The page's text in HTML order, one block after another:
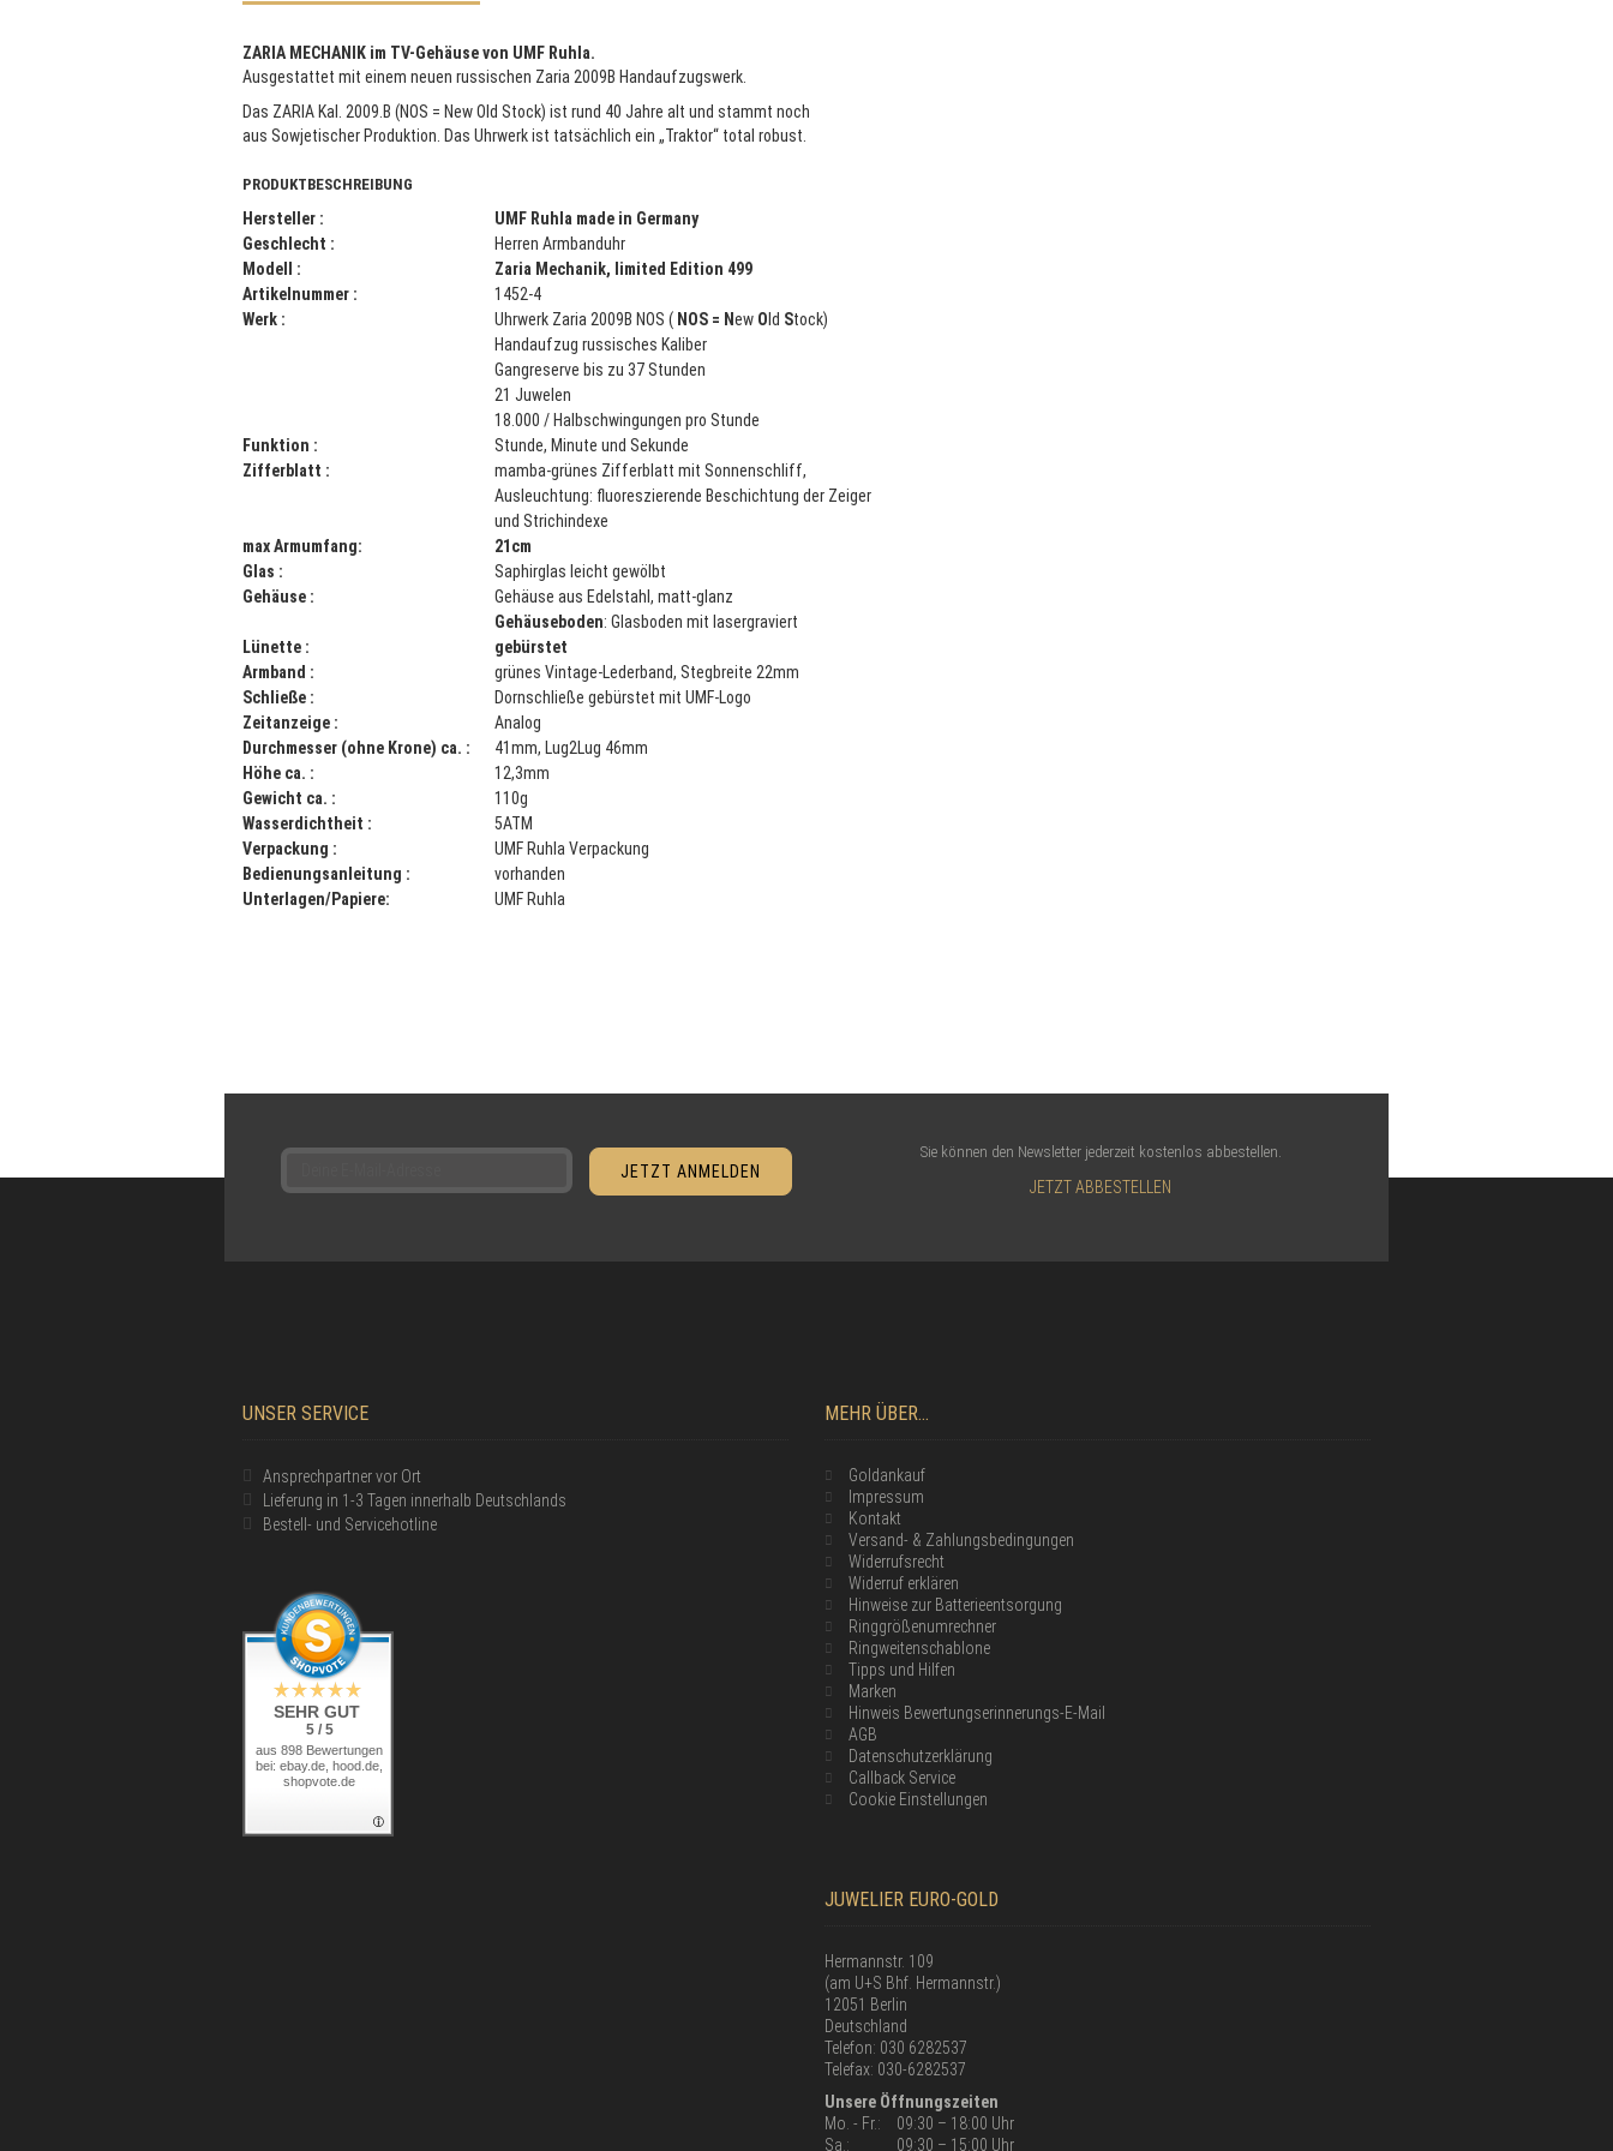
ZARIA MECHANIK im TV-Gehäuse von UMF Ruhla.
Ausgestattet mit einem neuen russischen Zaria 2009B Handaufzugswerk.
Das ZARIA Kal. 2009.B (NOS = New Old Stock) ist rund 40 Jahre alt und stammt noch
aus Sowjetischer Produktion. Das Uhrwerk ist tatsächlich ein „Traktor“ total robust.
PRODUKTBESCHREIBUNG
Hersteller :
UMF Ruhla made in Germany
Geschlecht :
Herren Armbanduhr
Modell :
Zaria Mechanik, limited Edition 499
Artikelnummer :
1452-4
Werk :
Uhrwerk Zaria 2009B NOS ( NOS = New O ld Stock)
Handaufzug russisches Kaliber
Gangreserve bis zu 37 Stunden
21 Juwelen
18.000 / Halbschwingungen pro Stunde
Funktion :
Stunde, Minute und Sekunde
Zifferblatt :
mamba-grünes Zifferblatt mit Sonnenschliff,
Ausleuchtung: fluoreszierende Beschichtung der Zeiger
und Strichindexe
max Armumfang:
21cm
Glas :
Saphirglas leicht gewölbt
Gehäuse :
Gehäuse aus Edelstahl, matt-glanz
Gehäuseboden: Glasboden mit lasergraviert
Lünette :
gebürstet
Armband :
grünes Vintage-Lederband, Stegbreite 22mm
Schließe :
Dornschließe gebürstet mit UMF-Logo
Zeitanzeige :
Analog
Durchmesser (ohne Krone) ca. :
41mm, Lug2Lug 46mm
Höhe ca. :
12,3mm
Gewicht ca. :
110g
Wasserdichtheit :
5ATM
Verpackung :
UMF Ruhla Verpackung
Bedienungsanleitung :
vorhanden
Unterlagen/Papiere:
UMF Ruhla
Sie können den Newsletter jederzeit kostenlos abbestellen.
JETZT ABBESTELLEN
UNSER SERVICE
Ansprechpartner vor Ort
Lieferung in 1-3 Tagen innerhalb Deutschlands
Bestell- und Servicehotline
SEHR GUT
5 / 5
aus 898 Bewertungen
bei: ebay.de, hood.de,
shopvote.de
MEHR ÜBER...
Goldankauf
Impressum
Kontakt
Versand- & Zahlungsbedingungen
Widerrufsrecht
Widerruf erklären
Hinweise zur Batterieentsorgung
Ringgrößenumrechner
Ringweitenschablone
Tipps und Hilfen
Marken
Hinweis Bewertungserinnerungs-E-Mail
AGB
Datenschutzerklärung
Callback Service
Cookie Einstellungen
JUWELIER EURO-GOLD
Hermannstr. 109
(am U+S Bhf. Hermannstr.)
12051 Berlin
Deutschland
Telefon: 030 6282537
Telefax: 030-6282537
Unsere Öffnungszeiten
Mo. - Fr.:
09:30 – 18:00 Uhr
Sa.:
09:30 – 15:00 Uhr